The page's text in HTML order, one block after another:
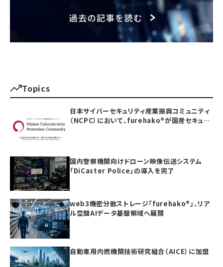
Topics
日本サイバーセキュリティ産業振興コミュニティ
（NCPC）において、furehako®が国産セキュリ
国内警察機関向けドローン映像伝送システム
「DiCaster Police」の導入を完了
web3機密分散ストレージ「furehako®」、リア
ル空間AIデータ基盤領域へ展開
自動車用内燃機関技術研究組合（AICE）に加盟